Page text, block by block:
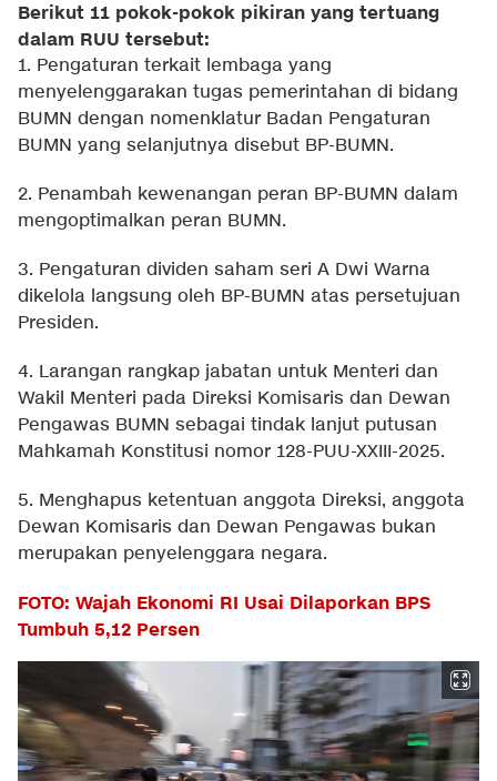
Berikut 11 pokok-pokok pikiran yang tertuang
dalam RUU tersebut:
1. Pengaturan terkait lembaga yang
menyelenggarakan tugas pemerintahan di bidang
BUMN dengan nomenklatur Badan Pengaturan
BUMN yang selanjutnya disebut BP-BUMN.
2. Penambah kewenangan peran BP-BUMN dalam
mengoptimalkan peran BUMN.
3. Pengaturan dividen saham seri A Dwi Warna
dikelola langsung oleh BP-BUMN atas persetujuan
Presiden.
4. Larangan rangkap jabatan untuk Menteri dan
Wakil Menteri pada Direksi Komisaris dan Dewan
Pengawas BUMN sebagai tindak lanjut putusan
Mahkamah Konstitusi nomor 128-PUU-XXIII-2025.
5. Menghapus ketentuan anggota Direksi, anggota
Dewan Komisaris dan Dewan Pengawas bukan
merupakan penyelenggara negara.
FOTO: Wajah Ekonomi RI Usai Dilaporkan BPS
Tumbuh 5,12 Persen